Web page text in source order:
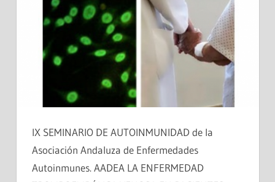
IX SEMINARIO DE AUTOINMUNIDAD de la
Asociación Andaluza de Enfermedades
Autoinmunes. AADEA LA ENFERMEDAD